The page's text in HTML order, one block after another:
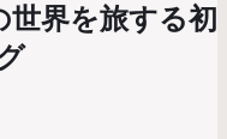
界を旅する初